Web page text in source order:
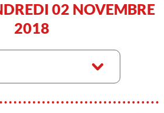
02 NOVEMBRE
2018